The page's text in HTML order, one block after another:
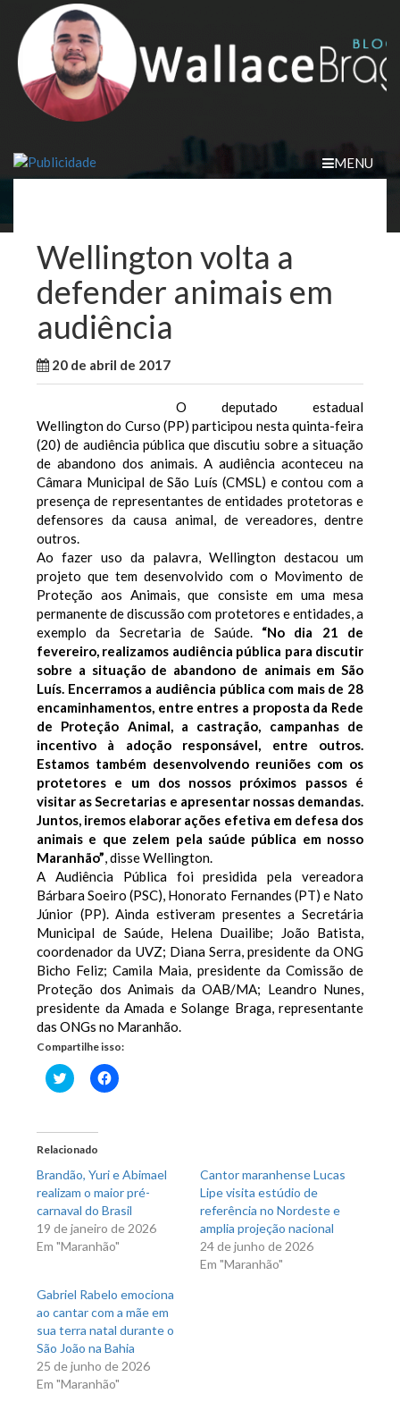
content
MENU
Wellington volta a
defender animais em
audiência
20 de abril de 2017
O deputado estadual
Wellington do Curso (PP) participou nesta quinta-feira
(20) de audiência pública que discutiu sobre a situação
de abandono dos animais. A audiência aconteceu na
Câmara Municipal de São Luís (CMSL) e contou com a
presença de representantes de entidades protetoras e
defensores da causa animal, de vereadores, dentre
outros.
Ao fazer uso da palavra, Wellington destacou um
projeto que tem desenvolvido com o Movimento de
Proteção aos Animais, que consiste em uma mesa
permanente de discussão com protetores e entidades, a
exemplo da Secretaria de Saúde. “No dia 21 de
fevereiro, realizamos audiência pública para discutir
sobre a situação de abandono de animais em São
Luís. Encerramos a audiência pública com mais de 28
encaminhamentos, entre entres a proposta da Rede
de Proteção Animal, a castração, campanhas de
incentivo à adoção responsável, entre outros.
Estamos também desenvolvendo reuniões com os
protetores e um dos nossos próximos passos é
visitar as Secretarias e apresentar nossas demandas.
Juntos, iremos elaborar ações efetiva em defesa dos
animais e que zelem pela saúde pública em nosso
Maranhão”, disse Wellington.
A Audiência Pública foi presidida pela vereadora
Bárbara Soeiro (PSC), Honorato Fernandes (PT) e Nato
Júnior (PP). Ainda estiveram presentes a Secretária
Municipal de Saúde, Helena Duailibe; João Batista,
coordenador da UVZ; Diana Serra, presidente da ONG
Bicho Feliz; Camila Maia, presidente da Comissão de
Proteção dos Animais da OAB/MA; Leandro Nunes,
presidente da Amada e Solange Braga, representante
das ONGs no Maranhão.
Compartilhe isso:
Clique
para
em
nova
janela)
Clique
para
Relacionado
Brandão, Yuri e Abimael
realizam o maior pré-
carnaval do Brasil
19 de janeiro de 2026
Em "Maranhão"
Cantor maranhense Lucas
Lipe visita estúdio de
referência no Nordeste e
amplia projeção nacional
24 de junho de 2026
Em "Maranhão"
Gabriel Rabelo emociona
ao cantar com a mãe em
sua terra natal durante o
São João na Bahia
25 de junho de 2026
Em "Maranhão"